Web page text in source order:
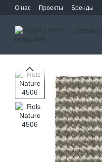
Перейти к основному
О нас Проекты Бренды